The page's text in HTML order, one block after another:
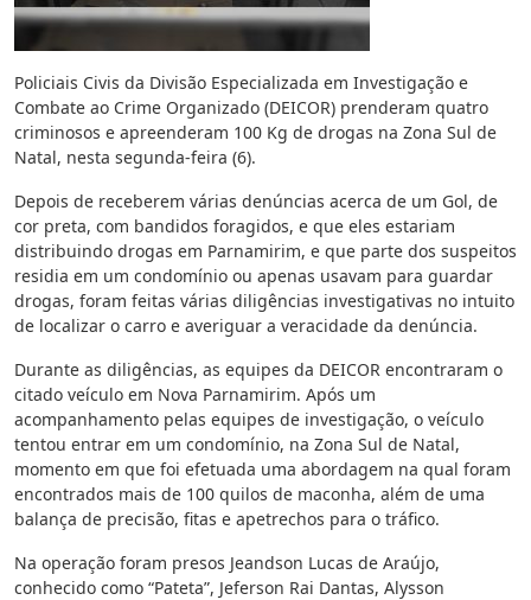
Policiais Civis da Divisão Especializada em Investigação e
Combate ao Crime Organizado (DEICOR) prenderam quatro
criminosos e apreenderam 100 Kg de drogas na Zona Sul de
Natal, nesta segunda-feira (6).
Depois de receberem várias denúncias acerca de um Gol, de
cor preta, com bandidos foragidos, e que eles estariam
distribuindo drogas em Parnamirim, e que parte dos suspeitos
residia em um condomínio ou apenas usavam para guardar
drogas, foram feitas várias diligências investigativas no intuito
de localizar o carro e averiguar a veracidade da denúncia.
Durante as diligências, as equipes da DEICOR encontraram o
citado veículo em Nova Parnamirim. Após um
acompanhamento pelas equipes de investigação, o veículo
tentou entrar em um condomínio, na Zona Sul de Natal,
momento em que foi efetuada uma abordagem na qual foram
encontrados mais de 100 quilos de maconha, além de uma
balança de precisão, fitas e apetrechos para o tráfico.
Na operação foram presos Jeandson Lucas de Araújo,
conhecido como “Pateta”, Jeferson Rai Dantas, Alysson